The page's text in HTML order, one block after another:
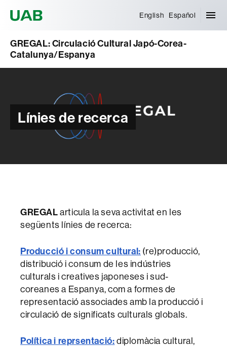
English Español
GREGAL: Circulació Cultural Japó-Corea-
Catalunya/Espanya
Línies de recerca
GREGALarticula la seva activitat en les
següents línies de recerca:
Producció i consum cultural: (re)producció,
distribució i consum de les indústries
culturals i creatives japoneses i sud-
coreanes a Espanya, com a formes de
representació associades amb la producció i
circulació de significats culturals globals.
Política i reprsentació:diplomàcia cultural,